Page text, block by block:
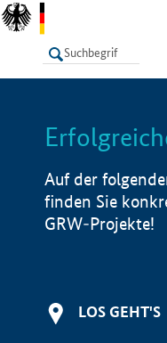
LISTE
Auf der
finden Sie
GRW-Projekte!
LOS GEHT'S